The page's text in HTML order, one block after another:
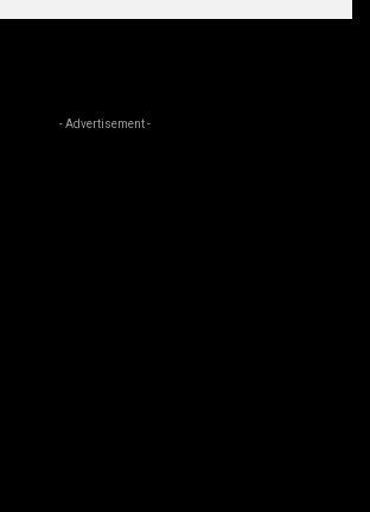
- Advertisement -